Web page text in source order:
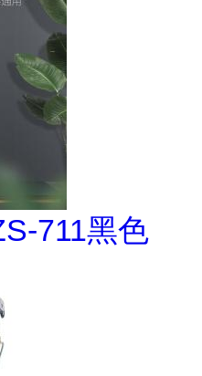
711黑色